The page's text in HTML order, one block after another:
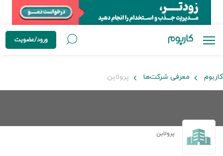
ورود/عضویت
کاربوم معرفی شرکت‌ها پرولاین
پرولاین